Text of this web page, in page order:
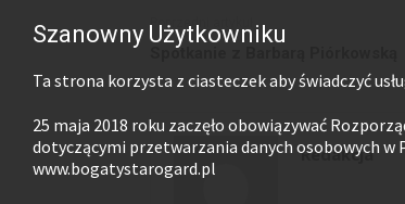
Poprzedni artykuł
Spotkanie z Barbarą Piórkowską
Redakcja
Szanowny Użytkowniku
Ta strona korzysta z ciasteczek aby świadczyć
25 maja 2018 roku zaczęło obowiązywać
dotyczącymi przetwarzania danych osobowych
www.bogatystarogard.pl